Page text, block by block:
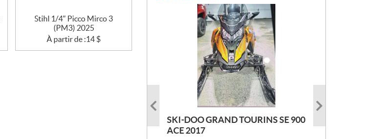
Stihl 1/4″ Picco Mirco 3
(PM3) 2025
À partir de :14 $
SKI-DOO GRAND TOURINS SE 900
ACE 2017
SKI-DOO COMMANDER MAX 800
DPS 2017
CAN-AM DEFENDER XT HD7 2026